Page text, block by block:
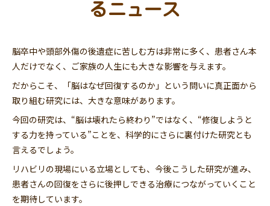
るニュース
脳卒中や頭部外傷の後遺症に苦しむ方は非常に多く、患者さん本
人だけでなく、ご家族の人生にも大きな影響を与えます。
だからこそ、「脳はなぜ回復するのか」という問いに真正面から
取り組む研究には、大きな意味があります。
今回の研究は、“脳は壊れたら終わり”ではなく、“修復しようと
する力を持っている”ことを、科学的にさらに裏付けた研究とも
言えるでしょう。
リハビリの現場にいる立場としても、今後こうした研究が進み、
患者さんの回復をさらに後押しできる治療につながっていくこと
を期待しています。